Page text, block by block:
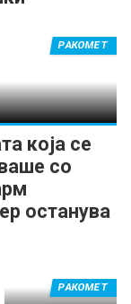
која се
со
останува
РАКОМЕТ
РАКОМЕТ